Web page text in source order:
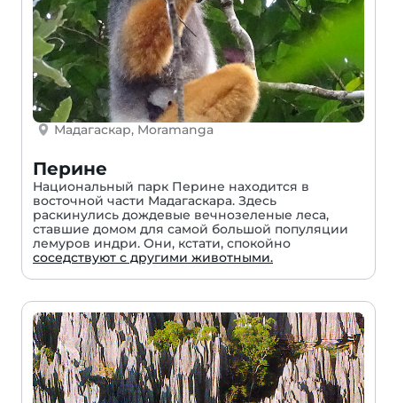
Мадагаскар, Moramanga
Перине
Национальный парк Перине находится в
восточной части Мадагаскара. Здесь
раскинулись дождевые вечнозеленые леса,
ставшие домом для самой большой популяции
лемуров индри. Они, кстати, спокойно
соседствуют с другими животными.